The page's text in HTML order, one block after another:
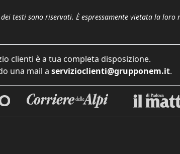
testi sono riservati. È espressamente vietata la
clienti è a tua completa disposizione.
una mail a servizioclienti@grupponem.it.